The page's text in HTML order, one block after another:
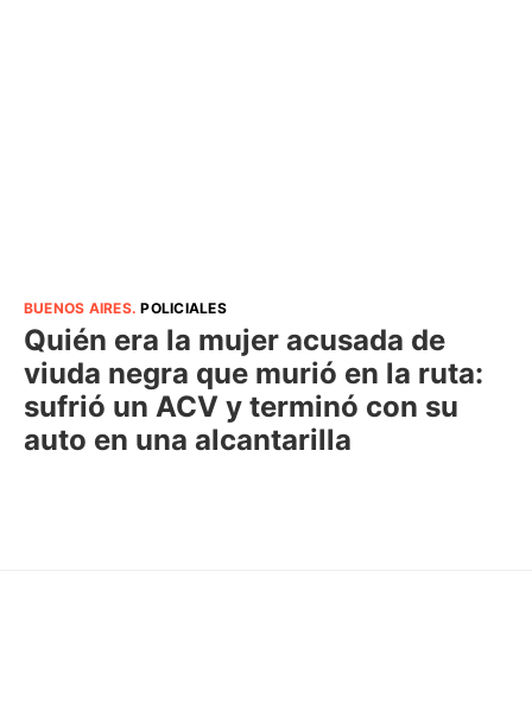
BUENOS AIRES.POLICIALES
Quién era la mujer acusada de
viuda negra que murió en la ruta:
sufrió un ACV y terminó con su
auto en una alcantarilla